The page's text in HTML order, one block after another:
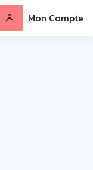
Mon Compte